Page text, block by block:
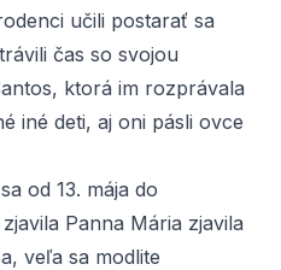
učili postarať sa
čas so svojou
ktorá im rozprávala
iné deti, aj oni pásli ovce
od 13. mája do
Panna Mária zjavila
veľa sa modlite